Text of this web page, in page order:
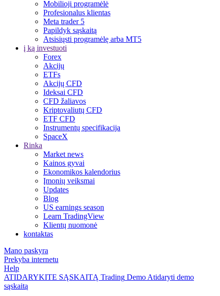
Mobilioji programėlė
Profesionalus klientas
Meta trader 5
Papildyk sąskaitą
Atsisiųsti programėlę arba MT5
į ką investuoti
Forex
Akcijų
ETFs
Akcijų CFD
Ideksai CFD
CFD žaliavos
Kriptovaliutų CFD
ETF CFD
Instrumentų specifikacija
SpaceX
Rinka
Market news
Kainos gyvai
Ekonomikos kalendorius
Įmonių veiksmai
Updates
Blog
US earnings season
Learn TradingView
Klientų nuomonė
kontaktas
Mano paskyra
Prekyba internetu
Help
ATIDARYKITE SĄSKAITĄ Trading Demo Atidaryti demo
sąskaitą